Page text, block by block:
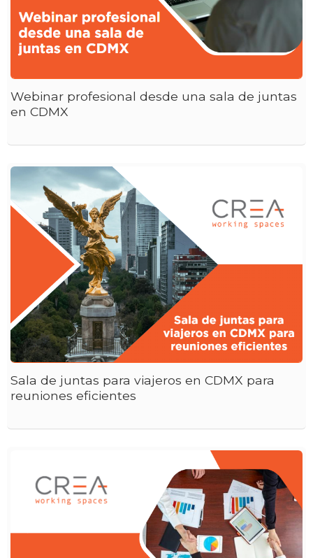
Webinar profesional desde una sala de juntas
en CDMX
Sala de juntas para viajeros en CDMX para
reuniones eficientes